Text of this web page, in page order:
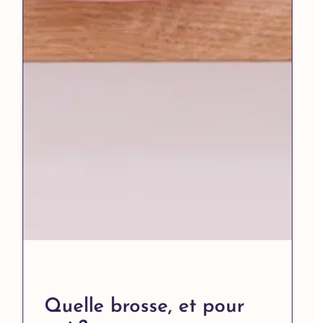
Quelle brosse, et pour